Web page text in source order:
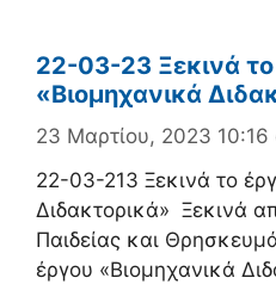
22-03-23 Ξεκινά
«Βιομηχανικά
23 Μαρτίου, 2023 10:16
22-03-213 Ξεκινά το
Διδακτορικά» Ξεκινά
Παιδείας και
έργου «Βιομηχανικά